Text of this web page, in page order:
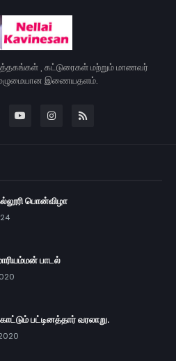
, கட்டுரைகள் மற்றும் மாணவர்
இணையதளம்.
பொன்விழா
பாடல்
பட்டினத்தார் வரலாறு.